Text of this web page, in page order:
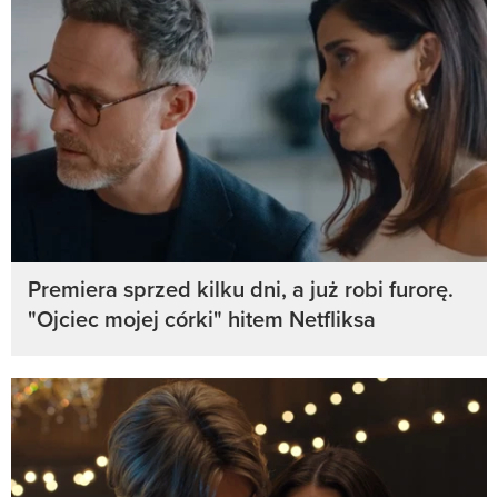
Premiera sprzed kilku dni, a już robi furorę.
"Ojciec mojej córki" hitem Netfliksa